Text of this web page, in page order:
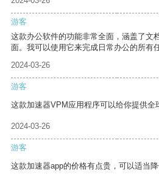
游客
这款办公软件的功能非常全面，涵盖了文
面。我可以使用它来完成日常办公的所有
2024-03-26
游客
这款加速器VPM应用程序可以给你提供全
2024-03-26
游客
这款加速器app的价格有点贵，可以适当